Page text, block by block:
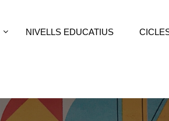
NIVELLS EDUCATIUS